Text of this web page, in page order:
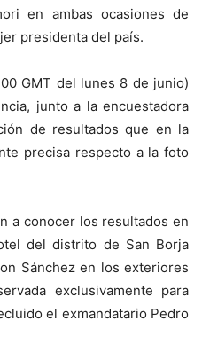
en ambas ocasiones de
presidenta del país.
GMT del lunes 8 de junio)
junto a la encuestadora
de resultados que en la
precisa respecto a la foto
a conocer los resultados en
del distrito de San Borja
Sánchez en los exteriores
exclusivamente para
el exmandatario Pedro